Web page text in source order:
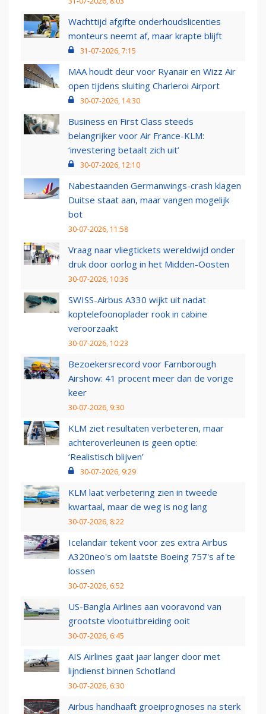
Wachttijd afgifte onderhoudslicenties
monteurs neemt af, maar krapte blijft
31-07-2026, 7:15
MAA houdt deur voor Ryanair en Wizz Air
open tijdens sluiting Charleroi Airport
30-07-2026, 14:30
Business en First Class steeds
belangrijker voor Air France-KLM:
‘investering betaalt zich uit’
30-07-2026, 12:10
Nabestaanden Germanwings-crash klagen
Duitse staat aan, maar vangen mogelijk
bot
30-07-2026, 11:58
Vraag naar vliegtickets wereldwijd onder
druk door oorlog in het Midden-Oosten
30-07-2026, 10:36
SWISS-Airbus A330 wijkt uit nadat
koptelefoonoplader rook in cabine
veroorzaakt
30-07-2026, 10:23
Bezoekersrecord voor Farnborough
Airshow: 41 procent meer dan de vorige
keer
30-07-2026, 9:30
KLM ziet resultaten verbeteren, maar
achteroverleunen is geen optie:
‘Realistisch blijven’
30-07-2026, 9:29
KLM laat verbetering zien in tweede
kwartaal, maar de weg is nog lang
30-07-2026, 8:22
Icelandair tekent voor zes extra Airbus
A320neo's om laatste Boeing 757's af te
lossen
30-07-2026, 6:52
US-Bangla Airlines aan vooravond van
grootste vlootuitbreiding ooit
30-07-2026, 6:45
AIS Airlines gaat jaar langer door met
lijndienst binnen Schotland
30-07-2026, 6:30
Airbus handhaaft groeiprognoses na sterk